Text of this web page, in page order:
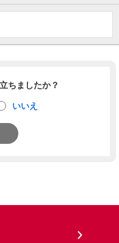
ちましたか？
いいえ